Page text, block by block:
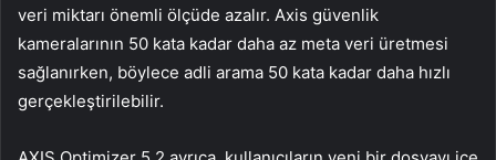
veri miktarı önemli ölçüde azalır. Axis güvenlik
kameralarının 50 kata kadar daha az meta veri üretmesi
sağlanırken, böylece adli arama 50 kata kadar daha hızlı
gerçekleştirilebilir.